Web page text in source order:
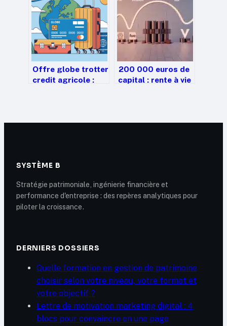
Offre globe trotter
credit agricole :
200 000 euros de
capital : rente à vie
SYSTÈME B
Stratégie patrimoniale, ingénierie financière et
performance d'entreprise : des repères analytiques pour
piloter la croissance.
DERNIERS DOSSIERS
Quelle formation en gestion de patrimoine
choisir selon votre niveau, votre format et
votre objectif ?
Lettre de motivation marketing digital : 4
blocs pour convaincre en une page